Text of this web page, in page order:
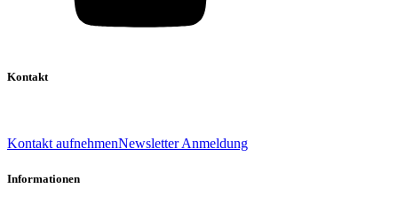
Kontakt
Kontakt aufnehmenNewsletter Anmeldung
Informationen